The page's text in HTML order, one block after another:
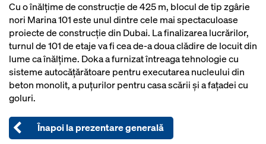
Cu o înălţime de construcţie de 425 m, blocul de tip zgârie
nori Marina 101 este unul dintre cele mai spectaculoase
proiecte de construcţie din Dubai. La finalizarea lucrărilor,
turnul de 101 de etaje va fi cea de-a doua clădire de locuit din
lume ca înălţime. Doka a furnizat întreaga tehnologie cu
sisteme autocăţărătoare pentru executarea nucleului din
beton monolit, a puţurilor pentru casa scării şi a faţadei cu
goluri.
Înapoi la prezentare generală